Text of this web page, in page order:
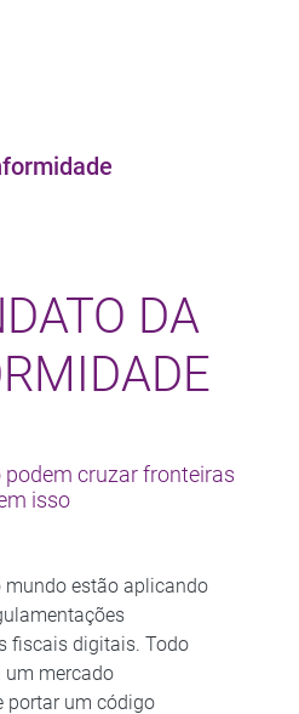
DA
cruzar fronteiras
isso
mundo estão aplicando
fiscais digitais. Todo
um mercado
portar um código